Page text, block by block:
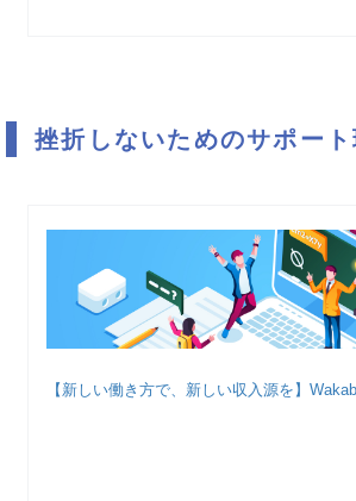
挫折しないためのサポー
【新しい働き方で、新しい収入源を】